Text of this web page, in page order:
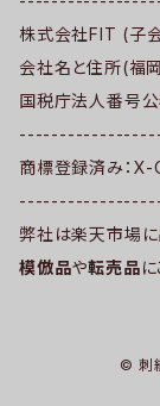
株式会社FIT (子
会社名と住所(福
国税庁法人番号
商標登録済み：
弊社は楽天市場に
模倣品や転売品
© 刺